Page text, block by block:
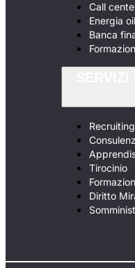
Call
Energia
Banca
Recruiting
Tirocinio
Diritto